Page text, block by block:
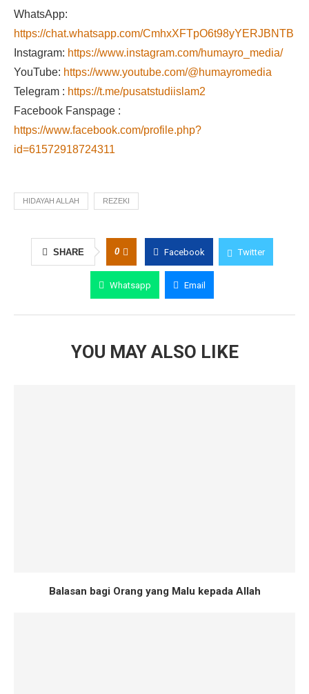
WhatsApp:
https://chat.whatsapp.com/CmhxXFTpO6t98yYERJBNTB
Instagram: https://www.instagram.com/humayro_media/
YouTube: https://www.youtube.com/@humayromedia
Telegram : https://t.me/pusatstudiislam2
Facebook Fanspage :
https://www.facebook.com/profile.php?
id=61572918724311
HIDAYAH ALLAH REZEKI
SHARE 0 Facebook Twitter
Whatsapp Email
YOU MAY ALSO LIKE
Balasan bagi Orang yang Malu kepada Allah